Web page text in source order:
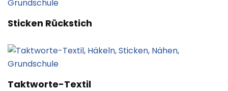
Sticken Rückstich
Taktworte-Textil